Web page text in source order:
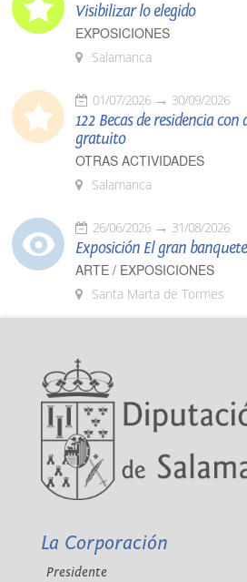
Visibilizar lo elegido
EXPOSICIONES
Salamanca
01/07/2026 30/09/2026
122 Becas de residencia
gratuito
OTRAS ACTIVIDADES
Salamanca
26/06/2026 31/08/2026
Exposición El gran
ARTE / EXPOSICIONES
Santa Marta de Tormes
La Corporación
Presidente